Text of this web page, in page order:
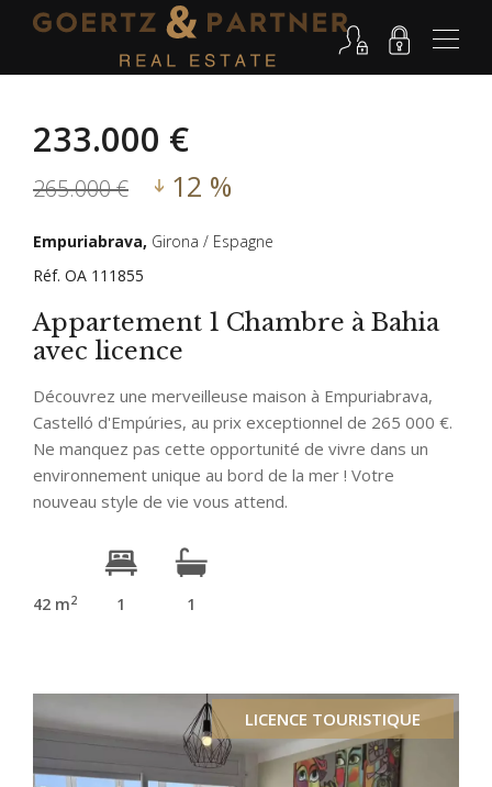
233.000 €
265.000 € 12 %
Empuriabrava, Girona / Espagne
Réf. OA 111855
Appartement 1 Chambre à Bahia
avec licence
Découvrez une merveilleuse maison à Empuriabrava,
Castelló d'Empúries, au prix exceptionnel de 265 000 €.
Ne manquez pas cette opportunité de vivre dans un
environnement unique au bord de la mer ! Votre
nouveau style de vie vous attend.
42 m2 1 1
LICENCE TOURISTIQUE